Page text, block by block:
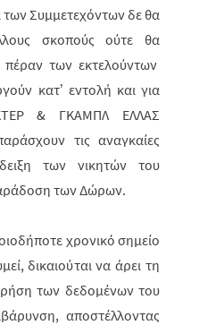
Συμμετεχόντων δε θα
σκοπούς ούτε θα
πέραν των εκτελούντων
κατ’ εντολή και για
& ΓΚΑΜΠΛ ΕΛΛΑΣ
τις αναγκαίες
των νικητών του
των Δώρων.
χρονικό σημείο
δικαιούται να άρει τη
των δεδομένων του
αποστέλλοντας